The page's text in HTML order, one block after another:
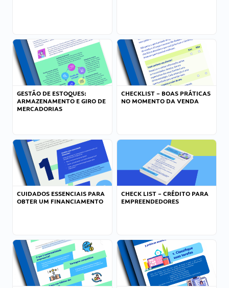
GESTÃO DE ESTOQUES:
ARMAZENAMENTO E GIRO DE
MERCADORIAS
CHECKLIST – BOAS PRÁTICAS
NO MOMENTO DA VENDA
CUIDADOS ESSENCIAIS PARA
OBTER UM FINANCIAMENTO
CHECK LIST – CRÉDITO PARA
EMPREENDEDORES